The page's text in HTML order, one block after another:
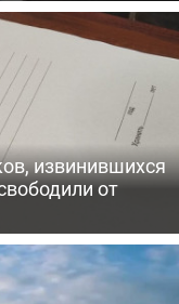
извинившихся
от